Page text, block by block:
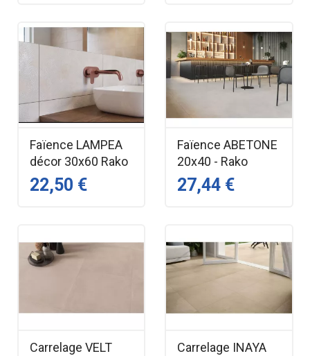
Faïence LAMPEA
décor 30x60 Rako
22,50 €
Faïence ABETONE
20x40 - Rako
27,44 €
Carrelage VELT
Carrelage INAYA